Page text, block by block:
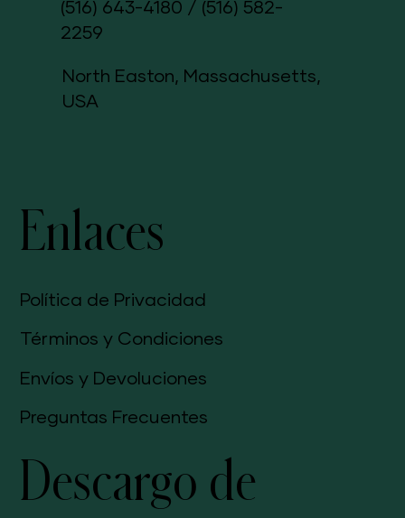
(516) 643-4180 / (516) 582-
2259
North Easton, Massachusetts,
USA
Descargo de
Enlaces
Política de Privacidad
Términos y Condiciones
Envíos y Devoluciones
Preguntas Frecuentes